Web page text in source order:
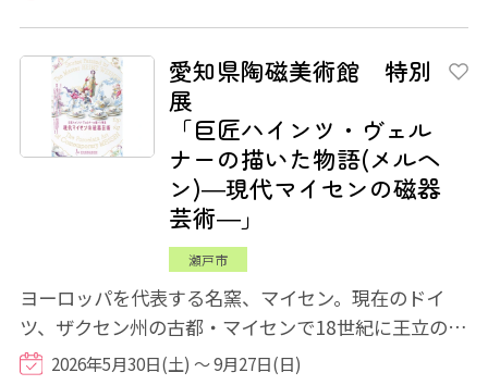
愛知県陶磁美術館 特別
展
「巨匠ハインツ・ヴェル
ナーの描いた物語(メルヘ
ン)―現代マイセンの磁器
芸術―」
瀬戸市
ヨーロッパを代表する名窯、マイセン。現在のドイ
ツ、ザクセン州の古都・マイセンで18世紀に王立の磁
器製作所として創業しました。ヨーロッパ初の...
2026年5月30日(土) ～ 9月27日(日)